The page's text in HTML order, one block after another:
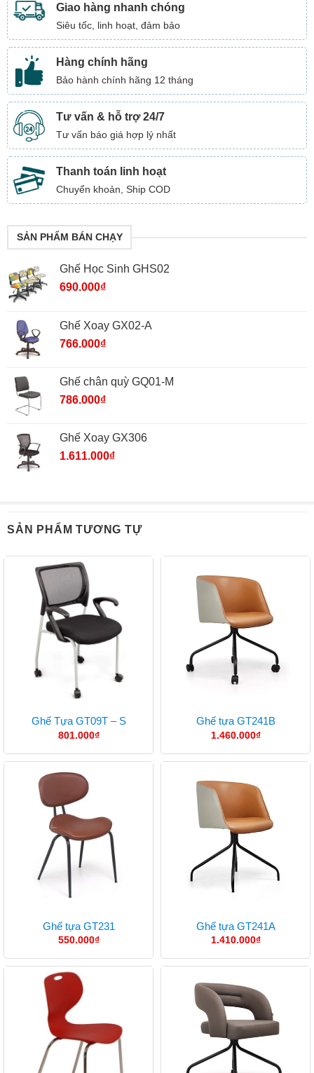
Giao hàng nhanh chóng
Siêu tốc, linh hoạt, đảm bảo
Hàng chính hãng
Bảo hành chính hãng 12 tháng
Tư vấn & hỗ trợ 24/7
Tư vấn báo giá hợp lý nhất
Thanh toán linh hoạt
Chuyển khoản, Ship COD
SẢN PHẨM BÁN CHẠY
Ghế Học Sinh GHS02
690.000₫
Ghế Xoay GX02-A
766.000₫
Ghế chân quỳ GQ01-M
786.000₫
Ghế Xoay GX306
1.611.000₫
SẢN PHẨM TƯƠNG TỰ
Ghế Tựa GT09T – S
801.000₫
Ghế tựa GT241B
1.460.000₫
Ghế tựa GT231
550.000₫
Ghế tựa GT241A
1.410.000₫